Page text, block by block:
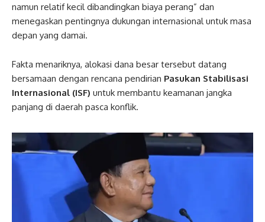
namun relatif kecil dibandingkan biaya perang” dan
menegaskan pentingnya dukungan internasional untuk masa
depan yang damai.
Fakta menariknya, alokasi dana besar tersebut datang
bersamaan dengan rencana pendirian Pasukan Stabilisasi
Internasional (ISF) untuk membantu keamanan jangka
panjang di daerah pasca konflik.